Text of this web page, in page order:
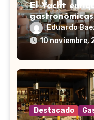
El Yacht
gastronómicas
Eduardo
10 noviembre,
Destacado